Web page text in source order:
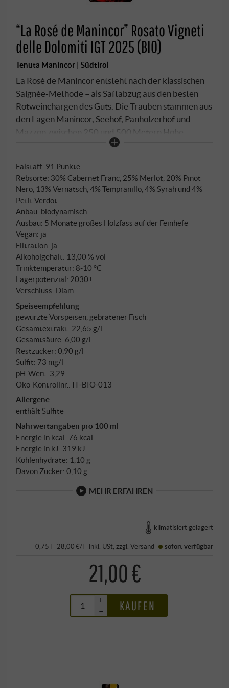
“La Rosé de Manincor” Rosato Vigneti
delle Dolomiti IGT 2025 (BIO)
Tenuta Manincor | Südtirol
La Rosé de Manincor entsteht nach der klassischen
Saignée-Methode – als Saftabzug aus den besten
Rotweinchargen des Guts. Die Trauben stammen aus
den Lagen Manincor, Seehof, Panholzerhof und
Mazzon zwischen 250 und 500 Metern Höhe.
Kräftige Lehmböden, durchzogen von Kalkschotter
Charakter. Die Cuvée wechselt von Jahr zu Jahr
leicht in ihrer Zusammensetzung – 2025 besteht sie
aus 30% Cabernet Franc, 25% Merlot, 20% Pinot
Nero, 13% Vernatsch, 4% Tempranillo, 4% Syrah und
4% Petit Verdot. Nach sechs bis zwölf Stunden
Maischestandzeit wird der Most abgezogen – jener
Teil, der die Rotweine konzentrierter macht und dem
Rosé seine Farbe, Struktur und Aromenfülle gibt. Die
Gärung erfolgt in Holzfässern, zum Teil spontan mit
wilden Hefen. Anschließend reift der Wein fünf
und jene cremige Textur entwickelt, die La Rosé
auszeichnet.
Falstaff: 91 Punkte
Rebsorte: 30% Cabernet Franc, 25% Merlot, 20% Pinot
Nero, 13% Vernatsch, 4% Tempranillo, 4% Syrah und 4%
Petit Verdot
Anbau: biodynamisch
Ausbau: 5 Monate großes Holzfass auf der Feinhefe
Vegan: ja
Filtration: ja
Alkoholgehalt: 13,00 % vol
Trinktemperatur: 8‑10 °C
Lagerpotenzial: 2030+
Verschluss: Diam
Speiseempfehlung
gewürzte Vorspeisen, gebratener Fisch
Gesamtextrakt: 22,65 g/l
Gesamtsäure: 6,00 g/l
Restzucker: 0,90 g/l
Sulfit: 73 mg/l
pH-Wert: 3,29
Öko-Kontrollnr.: IT‑BIO‑013
Allergene
enthält Sulfite
Nährwertangaben pro 100 ml
Energie in kcal: 76 kcal
Energie in kJ: 319 kJ
Kohlenhydrate: 1,10 g
Davon Zucker: 0,10 g
MEHR ERFAHREN
klimatisiert gelagert
0,75 l · 28,00 €/l · inkl. USt , zzgl.Versand sofort verfügbar
21,00 €
+
–
KAUFEN